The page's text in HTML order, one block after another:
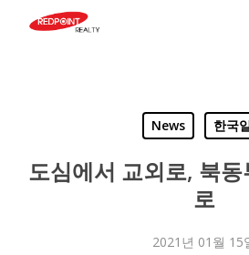
News 한국
도심에서 교외로, 북
로
2021년 01월 15